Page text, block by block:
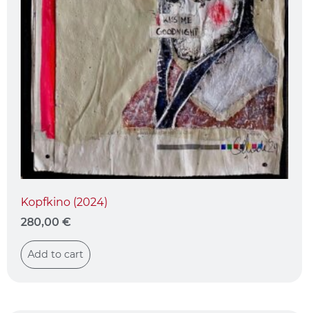
Kopfkino (2024)
280,00 €
Add to cart